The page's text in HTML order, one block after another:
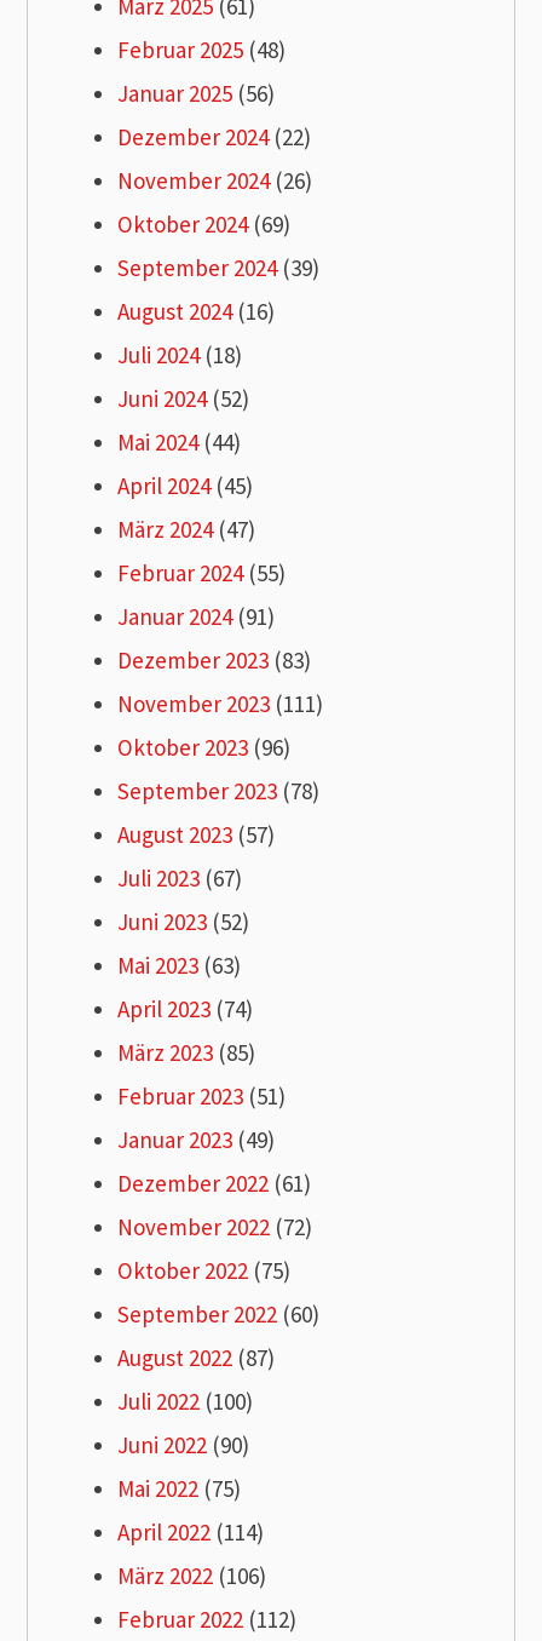
März 2025 (61)
Februar 2025 (48)
Januar 2025 (56)
Dezember 2024(22)
November 2024(26)
Oktober 2024(69)
September 2024(39)
August 2024(16)
Juli 2024(18)
Juni 2024(52)
Mai 2024(44)
April 2024(45)
März 2024(47)
Februar 2024(55)
Januar 2024(91)
Dezember 2023 (83)
November 2023 (111)
Oktober 2023 (96)
September 2023 (78)
August 2023 (57)
Juli 2023 (67)
Juni 2023 (52)
Mai 2023 (63)
April 2023 (74)
März 2023 (85)
Februar 2023 (51)
Januar 2023 (49)
Dezember 2022 (61)
November 2022 (72)
Oktober 2022 (75)
September 2022 (60)
August 2022 (87)
Juli 2022 (100)
Juni 2022 (90)
Mai 2022 (75)
April 2022 (114)
März 2022 (106)
Februar 2022 (112)